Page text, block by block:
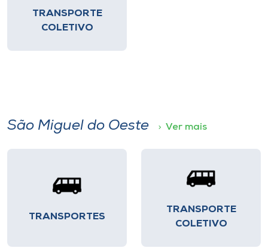
TRANSPORTE
COLETIVO
São Miguel do Oeste Ver mais
TRANSPORTES
TRANSPORTE
COLETIVO